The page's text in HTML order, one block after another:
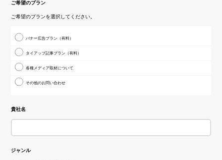
ご希望のプラン
ご希望のプランを選択してください。
バナー広告プラン（有料）
タイアップ記事プラン（有料）
各種メディア取材について
その他のお問い合わせ
貴社名
ジャンル